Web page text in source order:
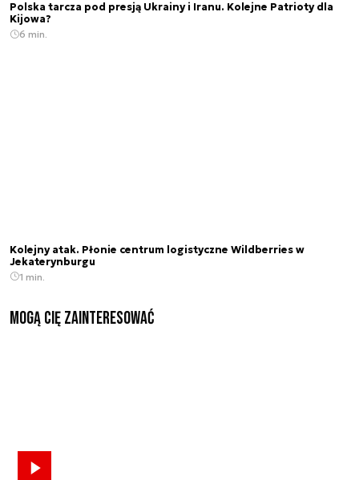
Polska tarcza pod presją Ukrainy i Iranu. Kolejne Patrioty dla
Kijowa?
6 min.
Kolejny atak. Płonie centrum logistyczne Wildberries w
Jekaterynburgu
1 min.
Mogą Cię zainteresować